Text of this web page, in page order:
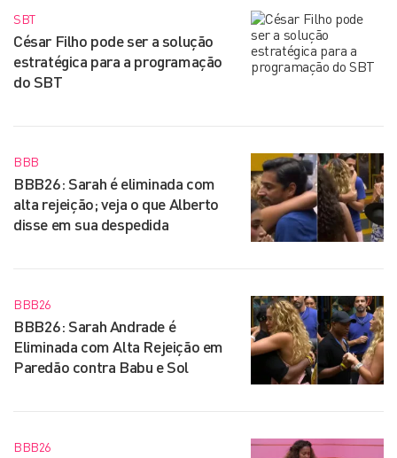
SBT
César Filho pode ser a solução
estratégica para a programação
do SBT
BBB
BBB26: Sarah é eliminada com
alta rejeição; veja o que Alberto
disse em sua despedida
BBB26
BBB26: Sarah Andrade é
Eliminada com Alta Rejeição em
Paredão contra Babu e Sol
BBB26